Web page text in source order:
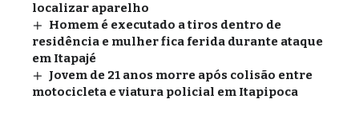
localizar aparelho
Homem é executado a tiros dentro de
residência e mulher fica ferida durante ataque
em Itapajé
Jovem de 21 anos morre após colisão entre
motocicleta e viatura policial em Itapipoca